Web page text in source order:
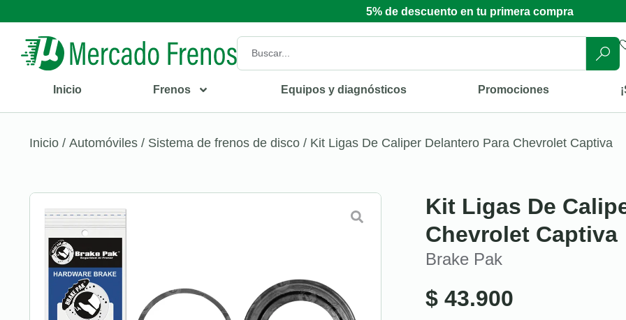
5% de descuento en tu primera compra
Inicio Frenos Equipos y diagnósticos Promociones
Inicio / Automóviles / Sistema de frenos de disco / Kit Ligas De Caliper Delantero Para Chevrolet Captiva
Kit Ligas De
Chevrolet Captiva
Brake Pak
$ 43.900